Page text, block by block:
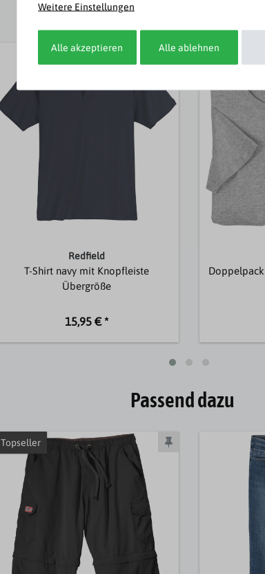
Weitere Artikel von
Redfield
T-Shirt navy mit Knopfleiste
Übergröße
15,95 € *
Passend dazu
Topseller
Weitere Einstellungen
Alle akzeptieren Alle ablehnen